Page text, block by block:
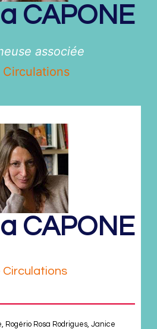
CAPONE
associée
Circulations
CAPONE
Circulations
Rogério Rosa Rodrigues, Janice